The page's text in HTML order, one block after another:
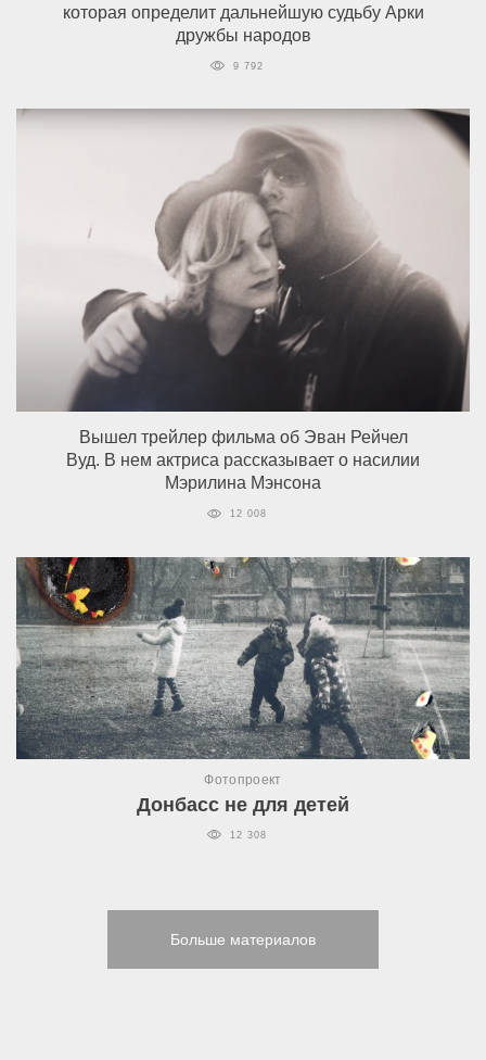
которая определит дальнейшую судьбу Арки
дружбы народов
9 792
Вышел трейлер фильма об Эван Рейчел
Вуд. В нем актриса рассказывает о насилии
Мэрилина Мэнсона
12 008
Фотопроект
Донбасс не для детей
12 308
Больше материалов